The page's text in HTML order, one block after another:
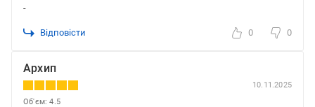
-
Відповісти 0 0
Архип
10.11.2025
Об'єм: 4.5